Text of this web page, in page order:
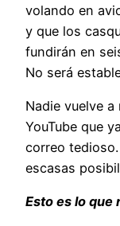
volando en
y que los
fundirán en
No será
Nadie vuelve
YouTube que
correo
escasas
Esto es lo que